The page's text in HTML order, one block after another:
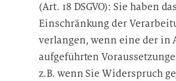
(Art. 18 DSGVO): Sie haben
Einschränkung der
verlangen, wenn eine der in
aufgeführten
z.B. wenn Sie Widerspruch